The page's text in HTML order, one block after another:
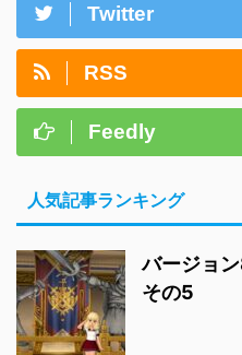
Twitter
RSS
Feedly
人気記事ランキング
バージョ
その5